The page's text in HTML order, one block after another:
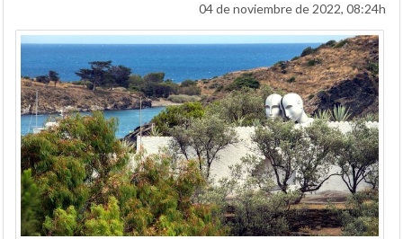
04 de noviembre de 2022, 08:24h